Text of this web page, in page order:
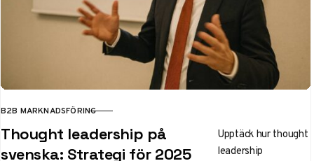
KATEGORI
B2B MARKNADSFÖRING
Thought leadership på
svenska: Strategi för 2025
Upptäck hur thought
leadership